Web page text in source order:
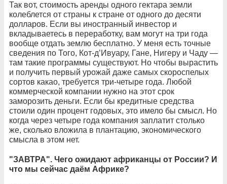
Так вот, стоимость аренды одного гектара земли
колеблется от страны к стране от одного до десяти
долларов. Если вы иностранный инвестор и
вкладываетесь в переработку, вам могут на три года
вообще отдать землю бесплатно. У меня есть точные
сведения по Того, Кот-д’Ивуару, Гане, Нигеру и Чаду —
там такие программы существуют. Но чтобы вырастить
и получить первый урожай даже самых скороспелых
сортов какао, требуется три-четыре года. Любой
коммерческой компании нужно на этот срок
заморозить деньги. Если бы кредитные средства
стоили один процент годовых, это имело бы смысл. Но
когда через четыре года компания заплатит столько
же, сколько вложила в плантацию, экономического
смысла в этом нет.
"ЗАВТРА". Чего ожидают африканцы от России? И
что мы сейчас даём Африке?